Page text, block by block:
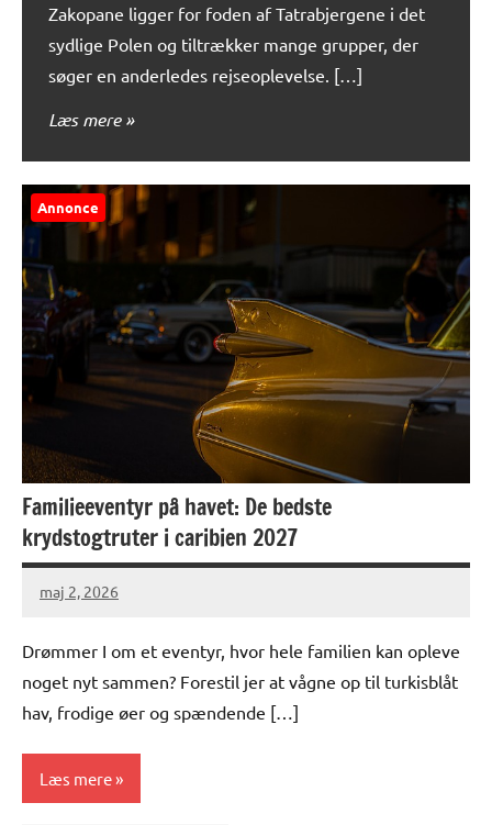
Zakopane ligger for foden af Tatrabjergene i det
sydlige Polen og tiltrækker mange grupper, der
søger en anderledes rejseoplevelse. […]
Læs mere
Annonce
Familieeventyr på havet: De bedste
krydstogtruter i caribien 2027
maj 2, 2026
Drømmer I om et eventyr, hvor hele familien kan opleve
noget nyt sammen? Forestil jer at vågne op til turkisblåt
hav, frodige øer og spændende […]
Læs mere